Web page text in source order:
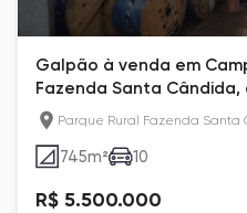
Galpão à venda em
Fazenda Santa Cândida,
Parque Rural Fazenda Santa
745m² 10
R$ 5.500.000